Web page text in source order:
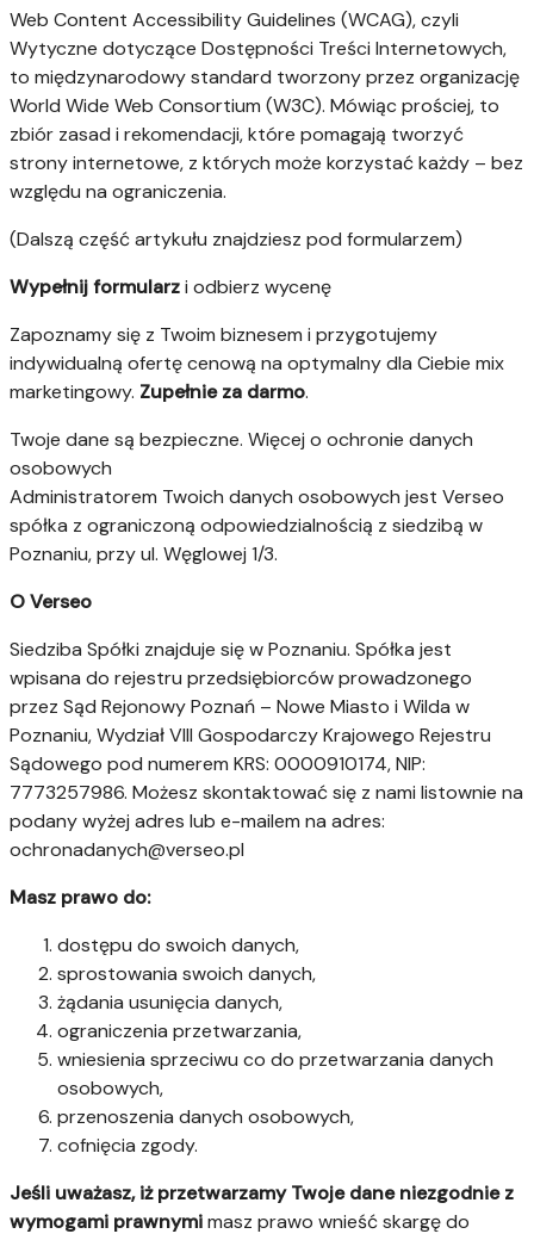
Web Content Accessibility Guidelines (WCAG), czyli
Wytyczne dotyczące Dostępności Treści Internetowych,
to międzynarodowy standard tworzony przez organizację
World Wide Web Consortium (W3C). Mówiąc prościej, to
zbiór zasad i rekomendacji, które pomagają tworzyć
strony internetowe, z których może korzystać każdy – bez
względu na ograniczenia.
(Dalszą część artykułu znajdziesz pod formularzem)
Wypełnij formularzi odbierz wycenę
Zapoznamy się z Twoim biznesem i przygotujemy
indywidualną ofertę cenową na optymalny dla Ciebie mix
marketingowy. Zupełnie za darmo.
Twoje dane są bezpieczne. Więcej o ochronie danych
osobowych
Administratorem Twoich danych osobowych jest Verseo
spółka z ograniczoną odpowiedzialnością z siedzibą w
Poznaniu, przy ul. Węglowej 1/3.
O Verseo
Siedziba Spółki znajduje się w Poznaniu. Spółka jest
wpisana do rejestru przedsiębiorców prowadzonego
przez Sąd Rejonowy Poznań – Nowe Miasto i Wilda w
Poznaniu, Wydział VIII Gospodarczy Krajowego Rejestru
Sądowego pod numerem KRS: 0000910174, NIP:
7773257986. Możesz skontaktować się z nami listownie na
podany wyżej adres lub e-mailem na adres:
ochronadanych@verseo.pl
Masz prawo do:
dostępu do swoich danych,
sprostowania swoich danych,
żądania usunięcia danych,
ograniczenia przetwarzania,
wniesienia sprzeciwu co do przetwarzania danych
osobowych,
przenoszenia danych osobowych,
cofnięcia zgody.
Jeśli uważasz, iż przetwarzamy Twoje dane niezgodnie z
wymogami prawnymimasz prawo wnieść skargę do